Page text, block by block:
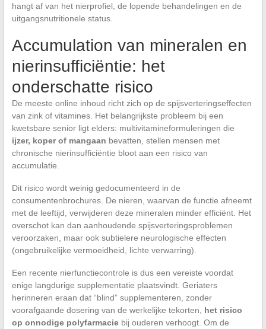
hangt af van het nierprofiel, de lopende behandelingen en de
uitgangsnutritionele status.
Accumulation van mineralen en
nierinsufficiëntie: het
onderschatte risico
De meeste online inhoud richt zich op de spijsverteringseffecten
van zink of vitamines. Het belangrijkste probleem bij een
kwetsbare senior ligt elders: multivitamineformuleringen die
ijzer, koper of mangaan bevatten, stellen mensen met
chronische nierinsufficiëntie bloot aan een risico van
accumulatie.
Dit risico wordt weinig gedocumenteerd in de
consumentenbrochures. De nieren, waarvan de functie afneemt
met de leeftijd, verwijderen deze mineralen minder efficiënt. Het
overschot kan dan aanhoudende spijsverteringsproblemen
veroorzaken, maar ook subtielere neurologische effecten
(ongebruikelijke vermoeidheid, lichte verwarring).
Een recente nierfunctiecontrole is dus een vereiste voordat
enige langdurige supplementatie plaatsvindt. Geriaters
herinneren eraan dat “blind” supplementeren, zonder
voorafgaande dosering van de werkelijke tekorten, het risico
op onnodige polyfarmaciebij ouderen verhoogt. Om de